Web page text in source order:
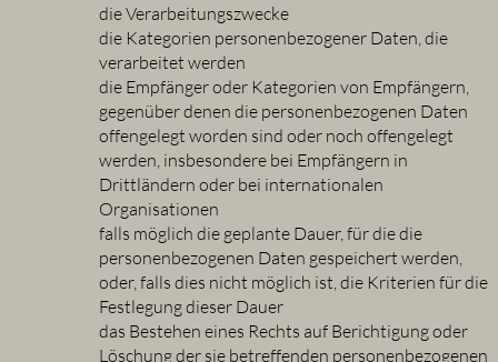
die Verarbeitungszwecke
die Kategorien personenbezogener Daten, die
verarbeitet werden
die Empfänger oder Kategorien von Empfängern,
gegenüber denen die personenbezogenen Daten
offengelegt worden sind oder noch offengelegt
werden, insbesondere bei Empfängern in
Drittländern oder bei internationalen
Organisationen
falls möglich die geplante Dauer, für die die
personenbezogenen Daten gespeichert werden,
oder, falls dies nicht möglich ist, die Kriterien für die
Festlegung dieser Dauer
das Bestehen eines Rechts auf Berichtigung oder
Löschung der sie betreffenden personenbezogenen